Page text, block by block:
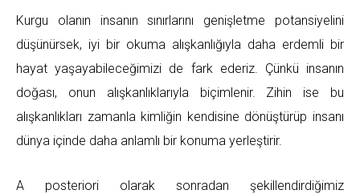
Kurgu olanın insanın sınırlarını genişletme potansiyelini
düşünürsek, iyi bir okuma alışkanlığıyla daha erdemli bir
hayat yaşayabileceğimizi de fark ederiz. Çünkü insanın
doğası, onun alışkanlıklarıyla biçimlenir. Zihin ise bu
alışkanlıkları zamanla kimliğin kendisine dönüştürüp insanı
dünya içinde daha anlamlı bir konuma yerleştirir.
A posteriori olarak sonradan şekillendirdiğimiz